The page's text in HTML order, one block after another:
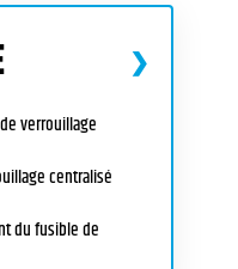
verrouillage
centralisé
du fusible de